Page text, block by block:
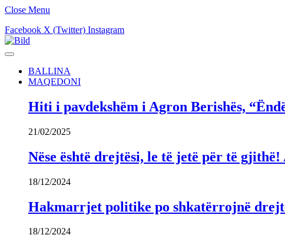
Close Menu
Facebook X (Twitter) Instagram
BALLINA
MAQEDONI
Hiti i pavdekshëm i Agron Berishës,
21/02/2025
Nëse është drejtësi, le të jetë për të
18/12/2024
Hakmarrjet politike po shkatërrojnë
18/12/2024